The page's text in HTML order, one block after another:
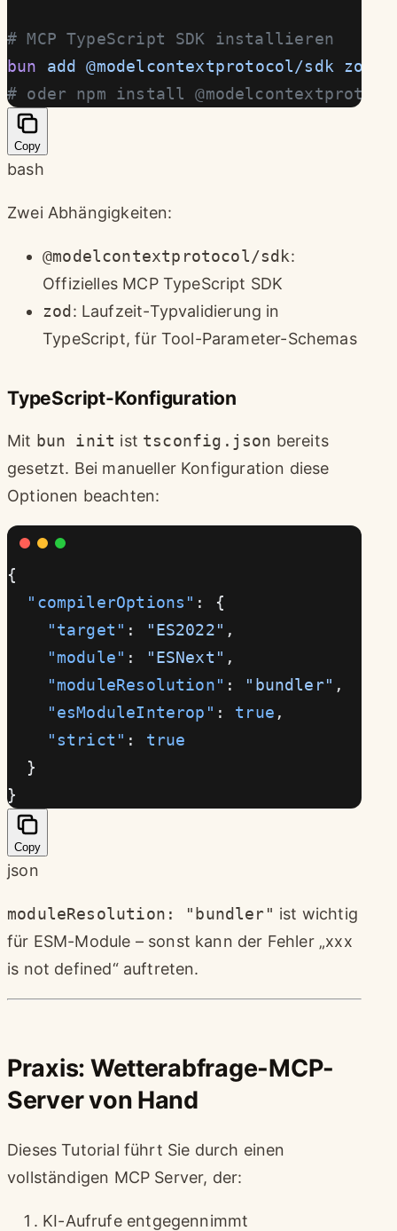
# MCP TypeScript SDK installieren
bun add @modelcontextprotocol/sdk zod
# oder npm install
Copy
bash
Zwei Abhängigkeiten:
@modelcontextprotocol/sdk:
Offizielles MCP TypeScript SDK
zod: Laufzeit-Typvalidierung in
TypeScript, für Tool-Parameter-Schemas
TypeScript-Konfiguration
Mit bun init ist tsconfig.json bereits
gesetzt. Bei manueller Konfiguration diese
Optionen beachten:
{
  "compilerOptions"
: {
    "target"
: "ES2022" ,
    "module"
: "ESNext" ,
    "moduleResolution"
: "bundler" ,
    "esModuleInterop"
: true ,
    "strict"
: true
  }
}
Copy
json
moduleResolution: "bundler" ist wichtig
für ESM-Module – sonst kann der Fehler „xxx
is not defined“ auftreten.
Praxis: Wetterabfrage-MCP-
Server von Hand
Dieses Tutorial führt Sie durch einen
vollständigen MCP Server, der:
KI-Aufrufe entgegennimmt